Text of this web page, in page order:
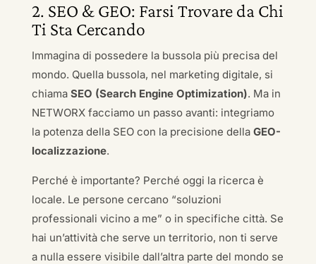
2. SEO & GEO: Farsi Trovare da Chi
Ti Sta Cercando
Immagina di possedere la bussola più precisa del
mondo. Quella bussola, nel marketing digitale, si
chiama SEO (Search Engine Optimization). Ma in
NETWORX facciamo un passo avanti: integriamo
la potenza della SEO con la precisione della GEO-
localizzazione.
Perché è importante? Perché oggi la ricerca è
locale. Le persone cercano “soluzioni
professionali vicino a me” o in specifiche città. Se
hai un’attività che serve un territorio, non ti serve
a nulla essere visibile dall’altra parte del mondo se